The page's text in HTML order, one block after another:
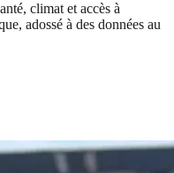
climat et accès à
adossé à des données au